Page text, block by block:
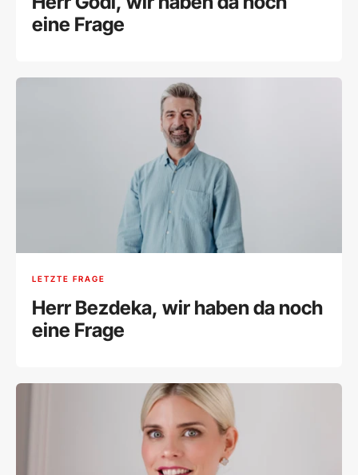
eine Frage
LETZTE FRAGE
Herr Bezdeka, wir haben da noch
eine Frage